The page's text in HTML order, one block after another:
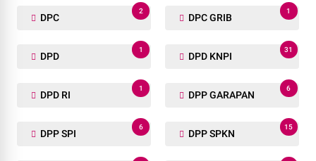
DPC
2
DPC GRIB
1
DPD
1
DPD KNPI
31
DPD RI
1
DPP GARAPAN
6
DPP SPI
6
DPP SPKN
15